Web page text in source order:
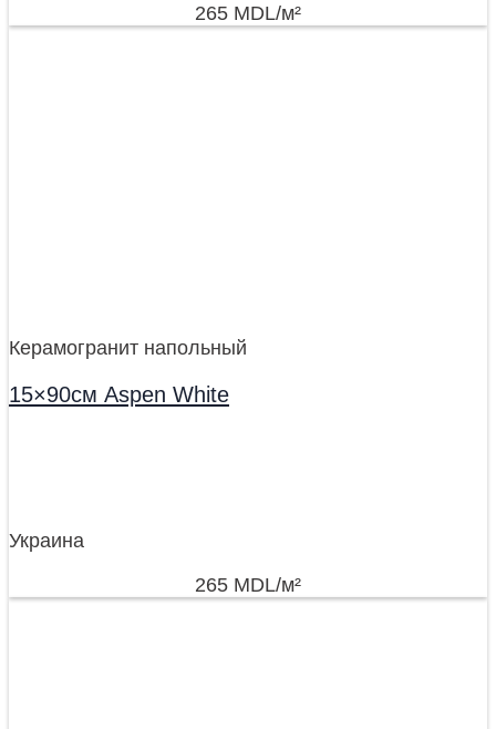
265 MDL/м²
Керамогранит напольный
15×90см Aspen White
Украина
265 MDL/м²